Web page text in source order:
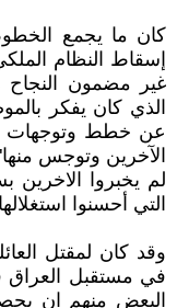
كان ما يجمع
إسقاط النظام
غير مضمون النجاح
الذي كان يفكر
عن خطط وتوجهات
الآخرين وتوجس
لم يخبروا
التي أحسنوا
وقد كان لمقتل
في مستقبل العراق
البعض منهم ان